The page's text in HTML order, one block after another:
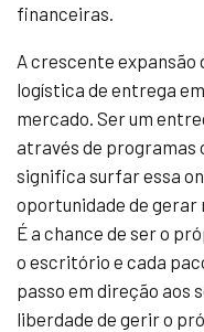
financeiras.
A crescente
logística de entrega
mercado. Ser um
através de programas
significa surfar essa
oportunidade de
É a chance de ser o
o escritório e cada
passo em direção aos
liberdade de gerir o